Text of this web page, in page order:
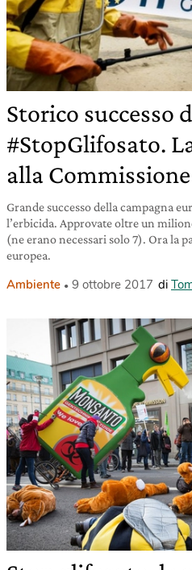
Storico successo
#StopGlifosato.
alla
Grande successo della campagna
l’erbicida. Approvate oltre un
(ne erano necessari solo 7). Ora la
europea.
Ambiente 9 ottobre 2017 di